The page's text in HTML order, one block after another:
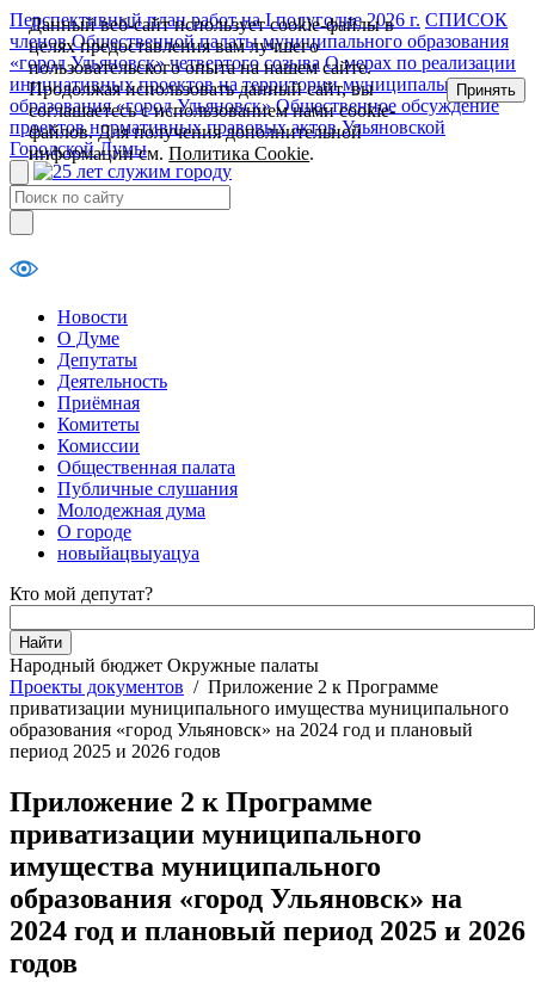
Перспективный план работ на I полугодие 2026 г. СПИСОК
членов Общественной палаты муниципального образования
«город Ульяновск» четвертого созыва О мерах по реализации
инициативных проектов на территории муниципального
образования «город Ульяновск» Общественное обсуждение
проектов нормативных правовых актов Ульяновской
Городской Думы
Новости
О Думе
Депутаты
Деятельность
Приёмная
Комитеты
Комиссии
Общественная палата
Публичные слушания
Молодежная дума
О городе
новыйацвыуацуа
Кто мой депутат?
Народный бюджет Окружные палаты
Проекты документов / Приложение 2 к Программе
приватизации муниципального имущества муниципального
образования «город Ульяновск» на 2024 год и плановый
период 2025 и 2026 годов
Приложение 2 к Программе
приватизации муниципального
имущества муниципального
образования «город Ульяновск» на
2024 год и плановый период 2025 и 2026
годов
Данный веб-сайт использует cookie-файлы в
целях предоставления вам лучшего
пользовательского опыта на нашем сайте.
Продолжая использовать данный сайт, вы
соглашаетесь с использованием нами cookie-
файлов. Для получения дополнительной
информации см.Политика Cookie.
Принять